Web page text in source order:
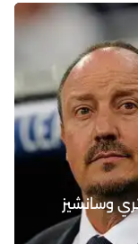
وسانشيز